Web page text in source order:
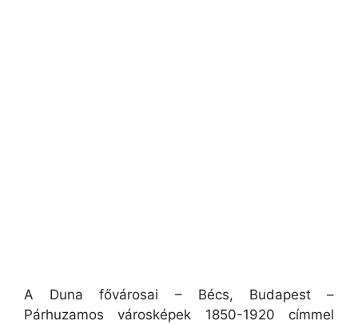
A Duna fővárosai – Bécs, Budapest –
Párhuzamos városképek 1850-1920 címmel